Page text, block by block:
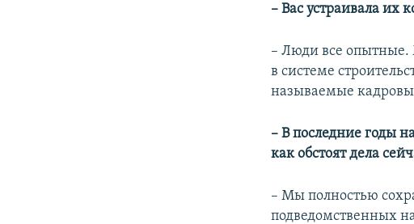
– Вас устраивала их
– Люди все опытные.
в системе
называемые
– В последние годы
как обстоят дела
– Мы полностью
подведомственных